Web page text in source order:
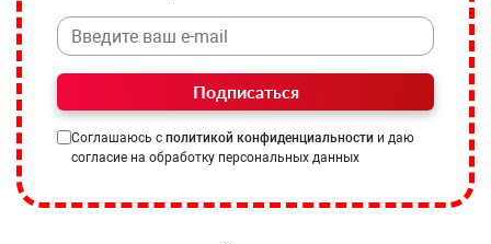
Подписаться
Соглашаюсь с политикой конфиденциальности и даю
согласие на обработку персональных данных